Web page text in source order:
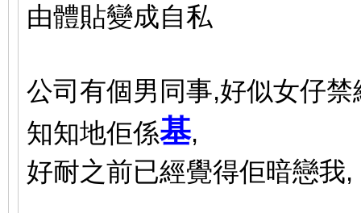
由體貼變成自私
公司有個男同事,好似女仔禁
知知地佢係基,
好耐之前已經覺得佢暗戀我,